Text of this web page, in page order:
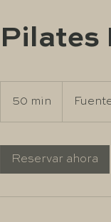
Pilates
50 min
Reservar ahora